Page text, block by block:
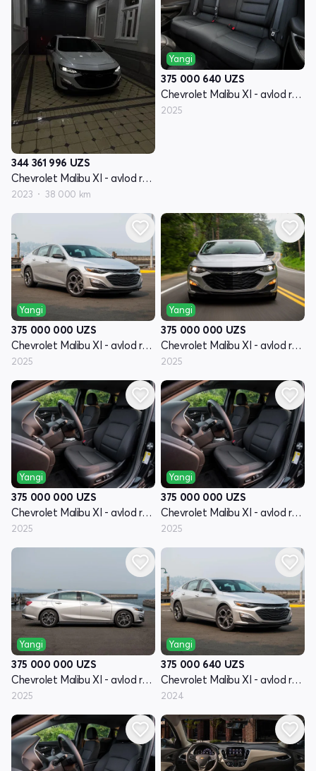
344 361 996 UZS
Chevrolet Malibu XI - avlod restyling
2023 38 000 km
Yangi
375 000 640 UZS
Chevrolet Malibu XI - avlod restyling
2025
Yangi
375 000 000 UZS
Chevrolet Malibu XI - avlod restyling
2025
Yangi
375 000 000 UZS
Chevrolet Malibu XI - avlod restyling
2025
Yangi
375 000 000 UZS
Chevrolet Malibu XI - avlod restyling
2025
Yangi
375 000 000 UZS
Chevrolet Malibu XI - avlod restyling
2025
Yangi
375 000 000 UZS
Chevrolet Malibu XI - avlod restyling
2025
Yangi
375 000 640 UZS
Chevrolet Malibu XI - avlod restyling
2024